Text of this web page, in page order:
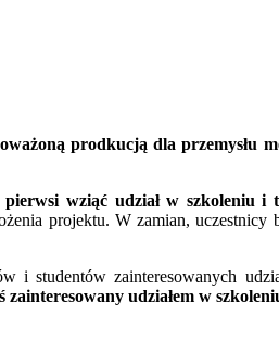
prodkucją dla przemysłu
wziąć udział w szkoleniu i
projektu. W zamian, uczestnicy
studentów zainteresowanych
udziałem w